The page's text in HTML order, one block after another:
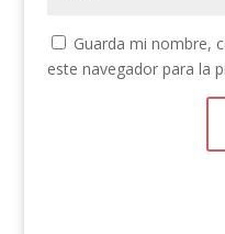
Guarda mi nombre,
este navegador para la